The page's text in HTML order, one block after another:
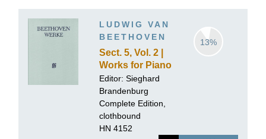
LUDWIG VAN
BEETHOVEN
Sect. 5, Vol. 2 |
Works for Piano
and Violin,
Volume II
13%
Editor: Sieghard
Brandenburg
Complete Edition,
clothbound
HN 4152